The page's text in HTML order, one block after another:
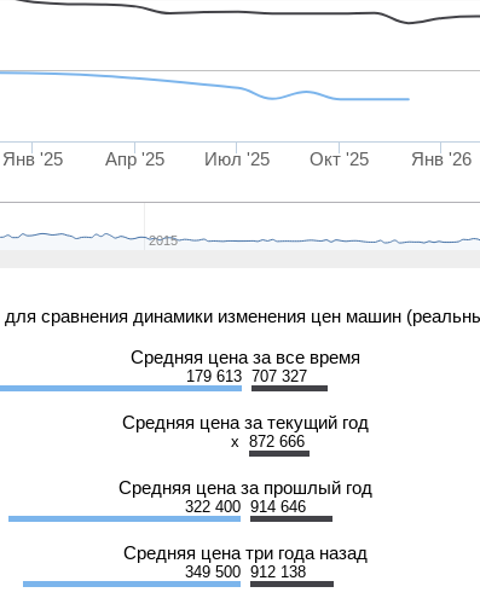
Янв '25 Апр '25 Июл '25 Окт '25 Янв '26
2015
сравнения динамики изменения цен машин
Средняя цена за все время
179 613 707 327
Средняя цена за текущий год
x 872 666
Средняя цена за прошлый год
322 400 914 646
Средняя цена три года назад
349 500 912 138